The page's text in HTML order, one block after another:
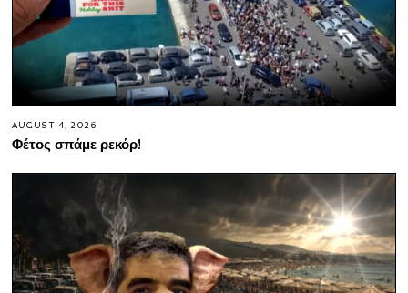
AUGUST 4, 2026
Φέτος σπάμε ρεκόρ!